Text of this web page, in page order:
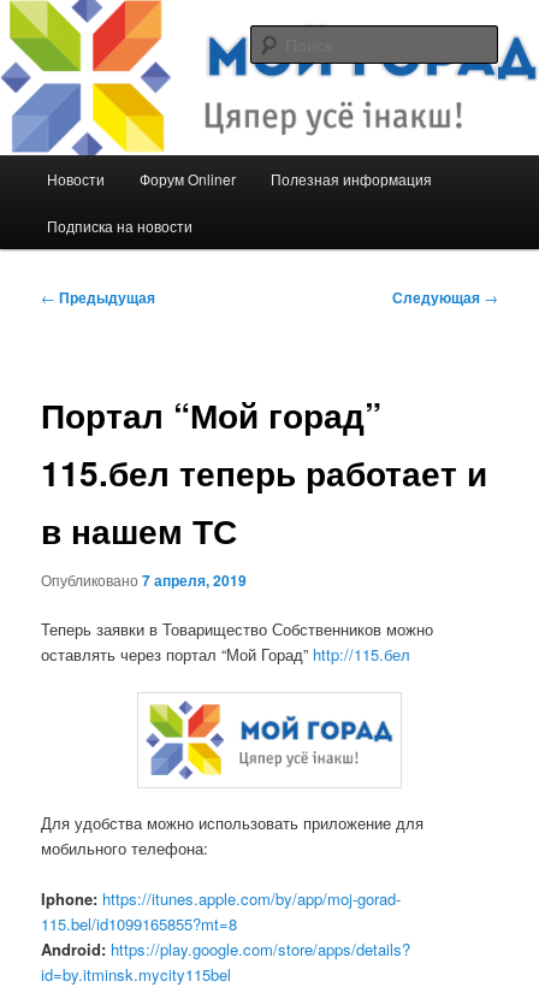
Перейти
основному
содержимому
Притыцкого 105. Товарищество
собственников.
Сайт товарищества собственников по ул. Притыцкого 105 в г.Минске
Новости Форум Onliner Полезная информация
Подписка на новости
Навигация
← Предыдущая Следующая →
Портал “Мой горад”
115.бел теперь работает и
в нашем ТС
Опубликовано7 апреля, 2019
Теперь заявки в Товарищество Собственников можно
оставлять через портал “Мой Горад” http://115.бел
Для удобства можно использовать приложение для
мобильного телефона:
Iphone: https://itunes.apple.com/by/app/moj-gorad-
115.bel/id1099165855?mt=8
Android: https://play.google.com/store/apps/details?
id=by.itminsk.mycity115bel